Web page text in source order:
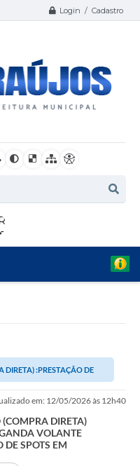
Login / Cadastro
DIRETA) :PRESTAÇÃO DE
À EDIÇÃO E...
em: 12/05/2026 às 12h40
DIRETA)
VOLANTE
DE SPOTS EM